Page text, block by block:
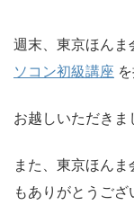
週末、東京ほんま
ソコン初級講座
お越しいただきま
また、東京ほん
もありがとうござ